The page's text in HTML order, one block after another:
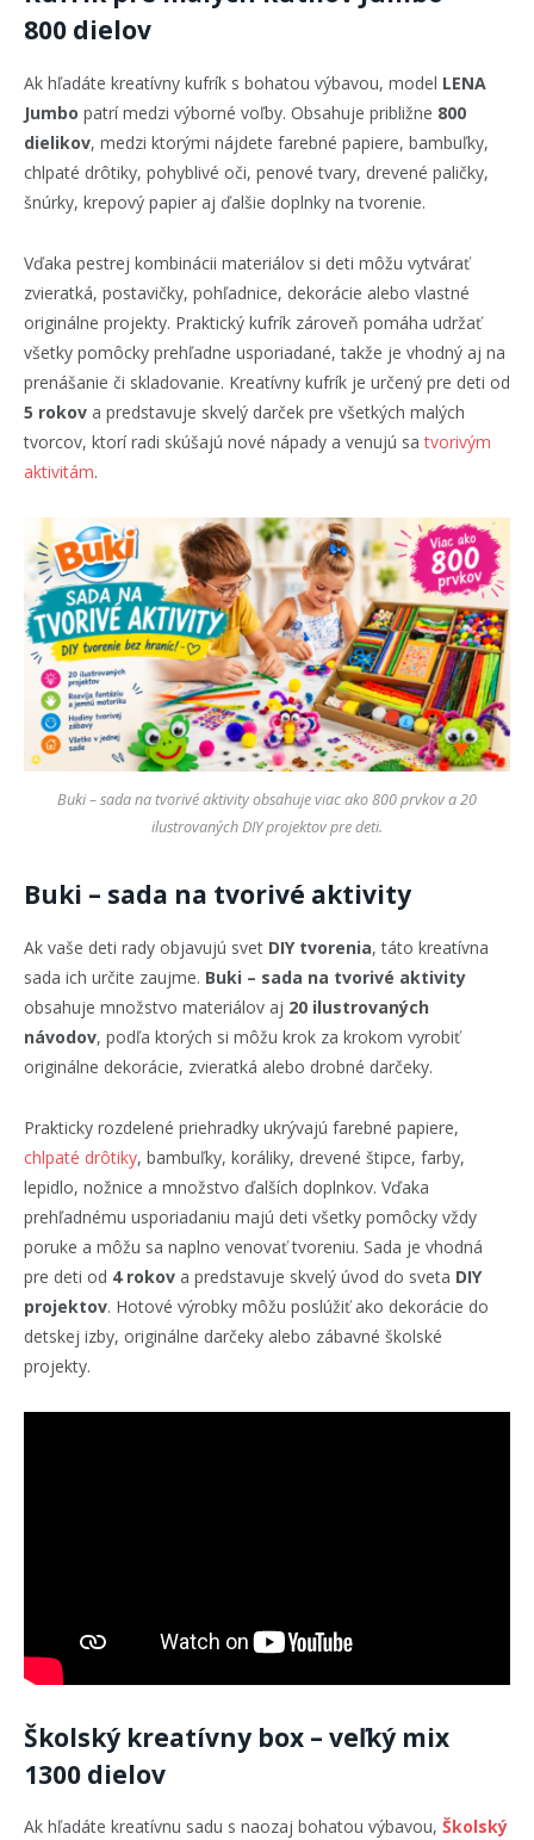
800 dielov
Ak hľadáte kreatívny kufrík s bohatou výbavou, model LENA
Jumbo patrí medzi výborné voľby. Obsahuje približne 800
dielikov, medzi ktorými nájdete farebné papiere, bambuľky,
chlpaté drôtiky, pohyblivé oči, penové tvary, drevené paličky,
šnúrky, krepový papier aj ďalšie doplnky na tvorenie.
Vďaka pestrej kombinácii materiálov si deti môžu vytvárať
zvieratká, postavičky, pohľadnice, dekorácie alebo vlastné
originálne projekty. Praktický kufrík zároveň pomáha udržať
všetky pomôcky prehľadne usporiadané, takže je vhodný aj na
prenášanie či skladovanie. Kreatívny kufrík je určený pre deti od
5 rokov a predstavuje skvelý darček pre všetkých malých
tvorcov, ktorí radi skúšajú nové nápady a venujú satvorivým
aktivitám.
Buki – sada na tvorivé aktivity obsahuje viac ako 800 prvkov a 20
ilustrovaných DIY projektov pre deti.
Buki – sada na tvorivé aktivity
Ak vaše deti rady objavujú svet DIY tvorenia, táto kreatívna
sada ich určite zaujme. Buki – sada na tvorivé aktivity
obsahuje množstvo materiálov aj 20 ilustrovaných
návodov, podľa ktorých si môžu krok za krokom vyrobiť
originálne dekorácie, zvieratká alebo drobné darčeky.
Prakticky rozdelené priehradky ukrývajú farebné papiere,
chlpaté drôtiky, bambuľky, koráliky, drevené štipce, farby,
lepidlo, nožnice a množstvo ďalších doplnkov. Vďaka
prehľadnému usporiadaniu majú deti všetky pomôcky vždy
poruke a môžu sa naplno venovať tvoreniu. Sada je vhodná
pre deti od 4 rokov a predstavuje skvelý úvod do sveta DIY
projektov. Hotové výrobky môžu poslúžiť ako dekorácie do
detskej izby, originálne darčeky alebo zábavné školské
projekty.
Školský kreatívny box – veľký mix
1300 dielov
Ak hľadáte kreatívnu sadu s naozaj bohatou výbavou, Školský